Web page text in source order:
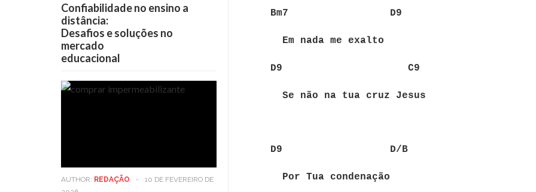
Bm7 D9
Em nada me exalto
D9 C9
Se não na tua cruz Jesus
D9 D/B
Por Tua condenação
Confiabilidade no ensino a
distância:
Desafios e soluções no
mercado
educacional
AUTHOR: REDAÇÃO -
10 DE FEVEREIRO DE